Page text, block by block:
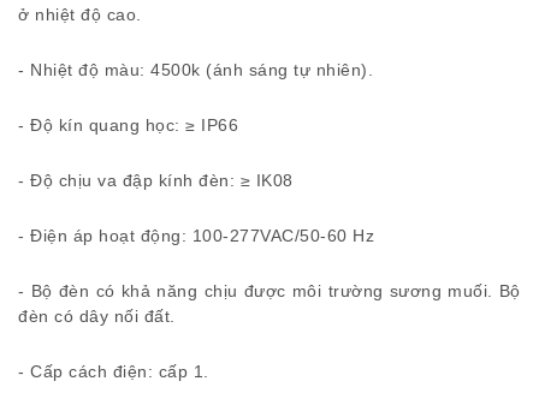
ở nhiệt độ cao.
- Nhiệt độ màu: 4500k (ánh sáng tự nhiên).
- Độ kín quang học: ≥ IP66
- Độ chịu va đập kính đèn: ≥ IK08
- Điện áp hoạt động: 100-277VAC/50-60 Hz
- Bộ đèn có khả năng chịu được môi trường sương muối. Bộ
đèn có dây nối đất.
- Cấp cách điện: cấp 1.